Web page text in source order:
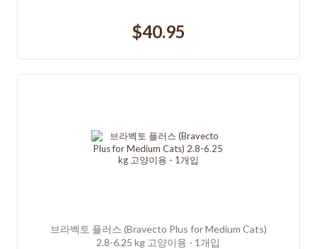
$40.95
브라벡토 플러스 (Bravecto Plus for Medium Cats)
2.8-6.25 kg 고양이용 - 1개입